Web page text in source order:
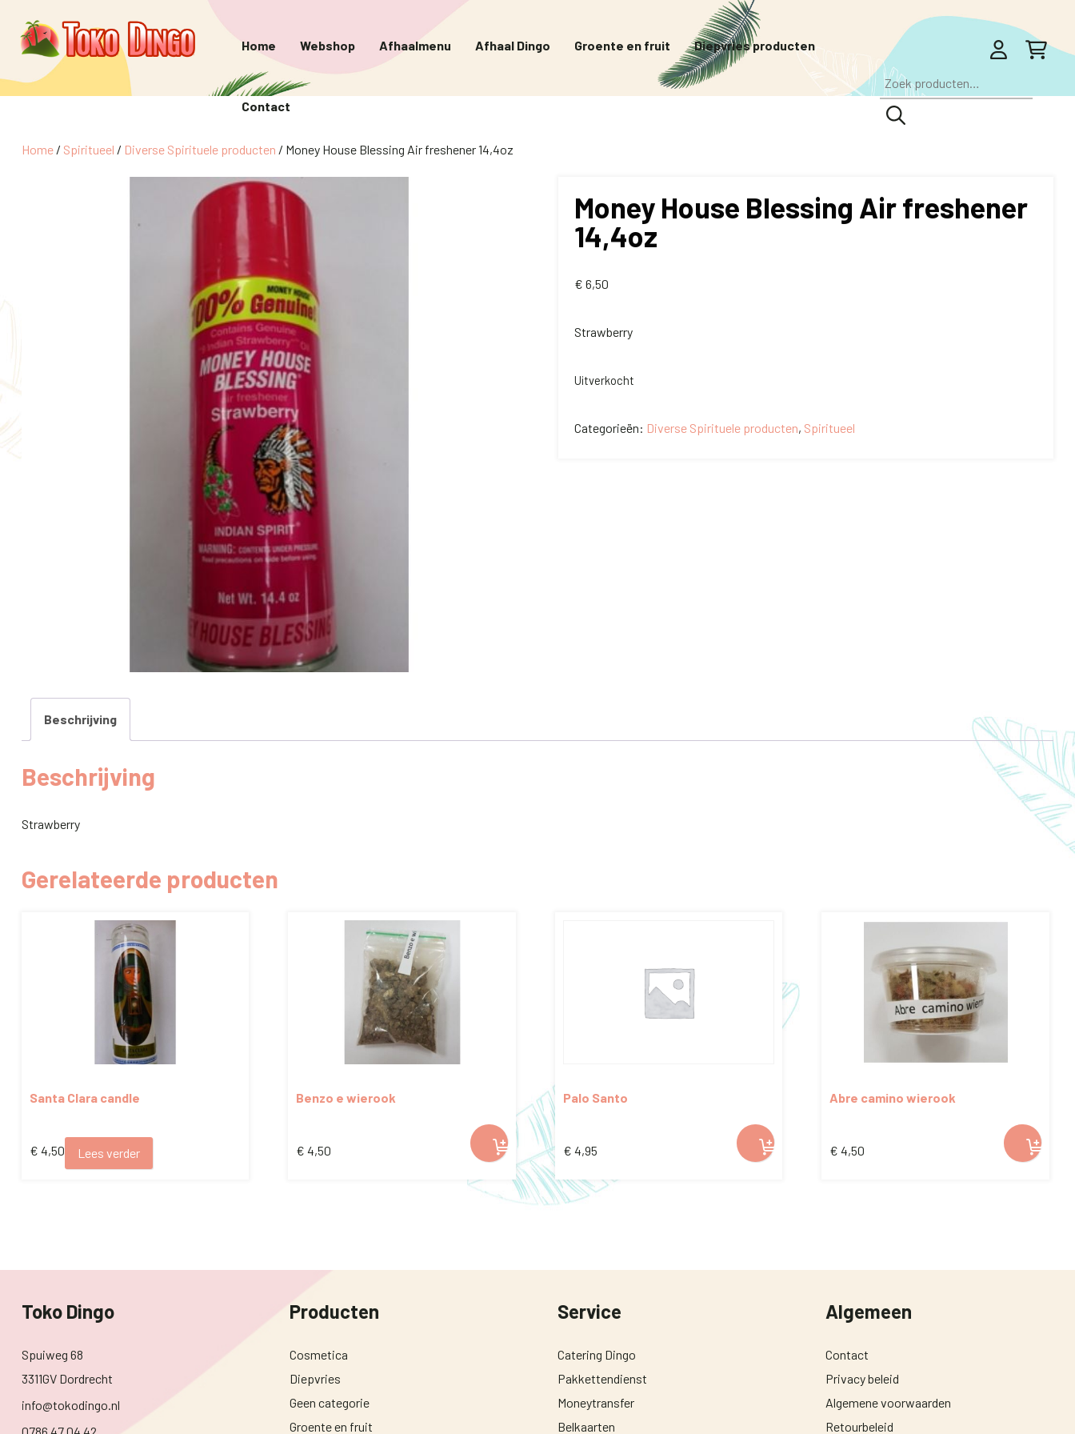
Home Webshop Afhaalmenu Afhaal Dingo Groente en fruit Diepvries producten
Contact
Zoeken
naar:
Home / Spiritueel / Diverse Spirituele producten / Money House Blessing Air freshener 14,4oz
Money House Blessing Air freshener
14,4oz
€ 6,50
Strawberry
Uitverkocht
Categorieën: Diverse Spirituele producten, Spiritueel
Beschrijving
Beschrijving
Strawberry
Gerelateerde producten
Santa Clara candle
€ 4,50 Lees verder
Benzo e wierook
€ 4,50
Palo Santo
€ 4,95
Abre camino wierook
€ 4,50
Toko Dingo
Spuiweg 68
3311GV Dordrecht
info@tokodingo.nl
Producten
Cosmetica
Diepvries
Geen categorie
Groente en fruit
Service
Catering Dingo
Pakkettendienst
Moneytransfer
Belkaarten
Algemeen
Contact
Privacy beleid
Algemene voorwaarden
Retourbeleid